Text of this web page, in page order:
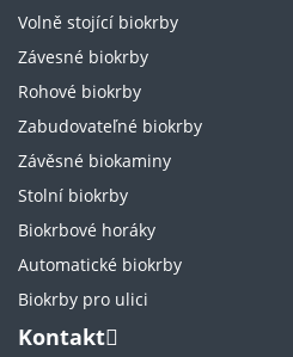
Volně stojící biokrby
Závesné biokrby
Rohové biokrby
Zabudovateľné biokrby
Závěsné biokaminy
Stolní biokrby
Biokrbové horáky
Automatické biokrby
Biokrby pro ulici
Kontakt